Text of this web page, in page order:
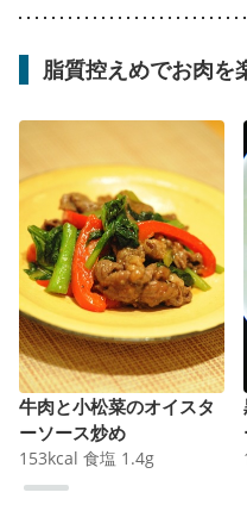
脂質控えめでお肉を
牛肉と小松菜のオイスタ
ーソース炒め
153kcal 食塩 1.4g